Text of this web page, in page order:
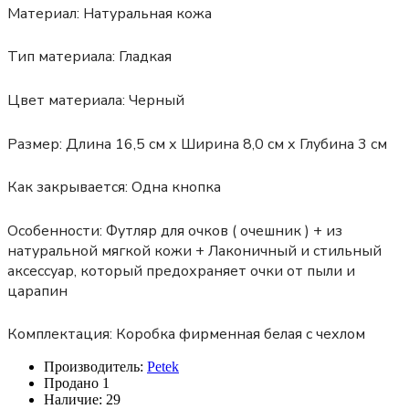
Материал: Натуральная кожа
Тип материала: Гладкая
Цвет материала: Черный
Размер: Длина 16,5 см х Ширина 8,0 см х Глубина 3 см
Как закрывается: Одна кнопка
Особенности: Футляр для очков ( очешник ) + из
натуральной мягкой кожи + Лаконичный и стильный
аксессуар, который предохраняет очки от пыли и
царапин
Комплектация: Коробка фирменная белая с чехлом
Производитель: Petek
Продано 1
Наличие: 29